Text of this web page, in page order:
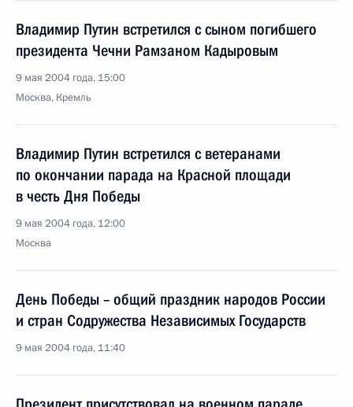
Владимир Путин встретился с сыном погибшего
президента Чечни Рамзаном Кадыровым
9 мая 2004 года, 15:00
Москва, Кремль
Владимир Путин встретился с ветеранами
по окончании парада на Красной площади
в честь Дня Победы
9 мая 2004 года, 12:00
Москва
День Победы – общий праздник народов России
и стран Содружества Независимых Государств
9 мая 2004 года, 11:40